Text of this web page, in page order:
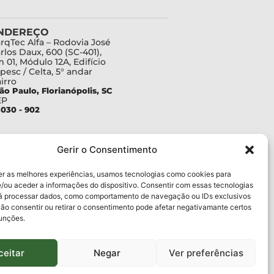
Gerir o Consentimento
as melhores experiências, usamos tecnologias como cookies para
ou aceder a informações do dispositivo. Consentir com essas tecnologias
processar dados, como comportamento de navegação ou IDs exclusivos
consentir ou retirar o consentimento pode afetar negativamante certos
Negar Ver preferências
Alfa – Rodovia José
Daux, 600 (SC-401),
01, Módulo 12A, Edifício
/ Celta, 5° andar
Paulo, Florianópolis, SC
- 902